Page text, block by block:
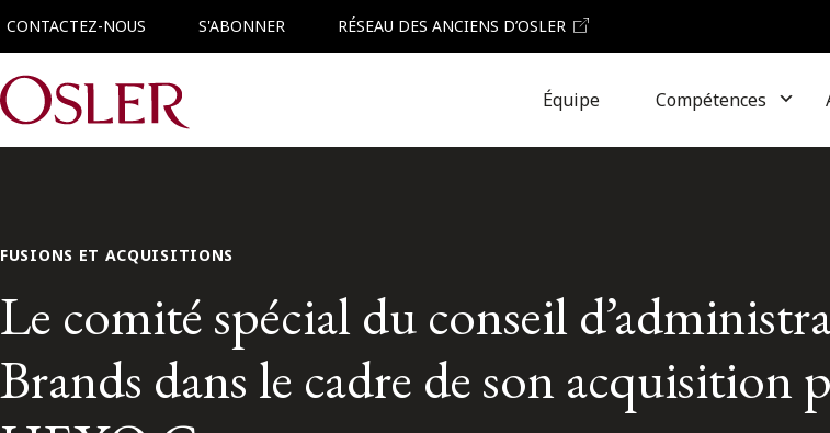
CONTACTEZ-NOUS S'ABONNER RÉSEAU DES ANCIENS D’OSLER
Main Navigation Équipe Compétences
FUSIONS ET ACQUISITIONS
Le comité spécial du conseil
Brands dans le cadre de son acquisition